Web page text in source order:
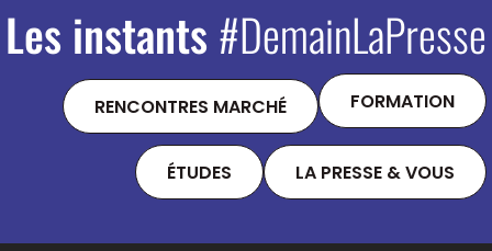
Les instants #DemainLaPresse
RENCONTRES MARCHÉ FORMATION
ÉTUDES LA PRESSE & VOUS